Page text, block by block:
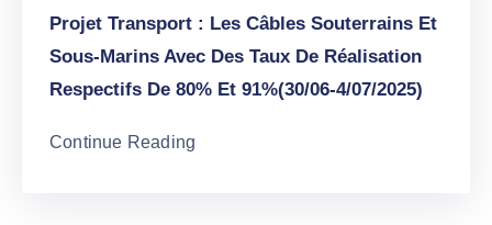
Projet Transport : Les Câbles Souterrains Et
Sous-Marins Avec Des Taux De Réalisation
Respectifs De 80% Et 91%(30/06-4/07/2025)
Continue Reading